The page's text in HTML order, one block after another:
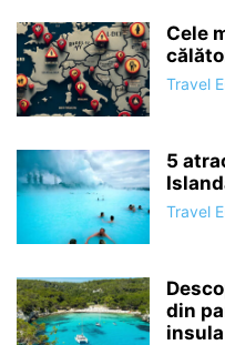
Cele
Travel
5
Travel
din